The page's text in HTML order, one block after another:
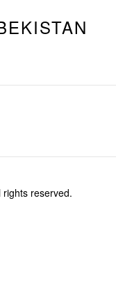
reserved.